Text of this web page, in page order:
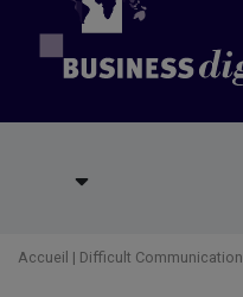
Accueil | Difficult Communication